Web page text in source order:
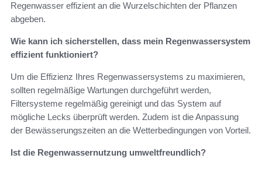
Regenwasser effizient an die Wurzelschichten der Pflanzen
abgeben.
Wie kann ich sicherstellen, dass mein Regenwassersystem
effizient funktioniert?
Um die Effizienz Ihres Regenwassersystems zu maximieren,
sollten regelmäßige Wartungen durchgeführt werden,
Filtersysteme regelmäßig gereinigt und das System auf
mögliche Lecks überprüft werden. Zudem ist die Anpassung
der Bewässerungszeiten an die Wetterbedingungen von Vorteil.
Ist die Regenwassernutzung umweltfreundlich?